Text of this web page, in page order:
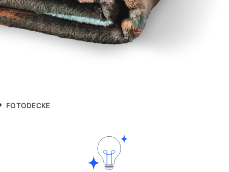
FOTODECKE